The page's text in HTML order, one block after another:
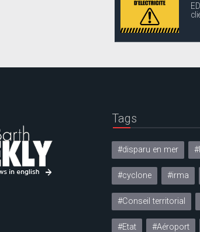
Tags
#disparu en mer
#cyclone #irma
#Conseil territorial
#Etat #Aéroport